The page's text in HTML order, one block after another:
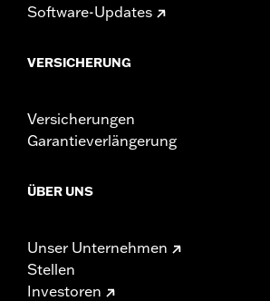
Software-Updates
VERSICHERUNG
Versicherungen
Garantieverlängerung
ÜBER UNS
Unser Unternehmen
Stellen
Investoren